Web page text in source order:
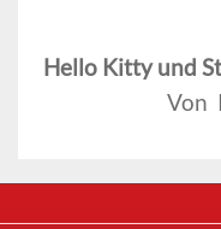
Hello Kitty und
Von